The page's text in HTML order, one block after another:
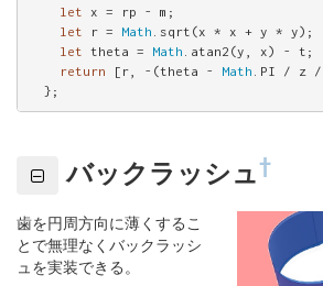
let
x = rp - m;
let
r = Math .sqrt(x * x + y * y);
let
theta = Math .atan2(y, x) - t;
return [r, -(theta - Math .PI / z /
  };
バックラッシュ†
歯を円周方向に薄くするこ
とで無理なくバックラッシ
ュを実装できる。